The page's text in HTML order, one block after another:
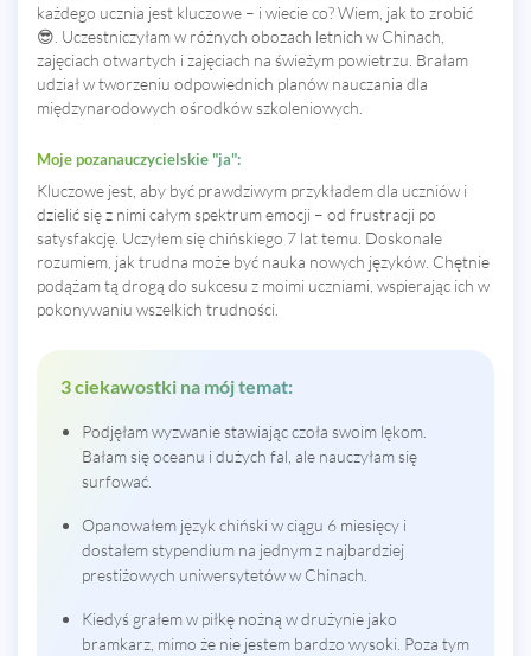
każdego ucznia jest kluczowe – i wiecie co? Wiem, jak to zrobić
😎. Uczestniczyłam w różnych obozach letnich w Chinach,
zajęciach otwartych i zajęciach na świeżym powietrzu. Brałam
udział w tworzeniu odpowiednich planów nauczania dla
międzynarodowych ośrodków szkoleniowych.
Moje pozanauczycielskie "ja":
Kluczowe jest, aby być prawdziwym przykładem dla uczniów i
dzielić się z nimi całym spektrum emocji – od frustracji po
satysfakcję. Uczyłem się chińskiego 7 lat temu. Doskonale
rozumiem, jak trudna może być nauka nowych języków. Chętnie
podążam tą drogą do sukcesu z moimi uczniami, wspierając ich w
pokonywaniu wszelkich trudności.
3 ciekawostki na mój temat:
Podjęłam wyzwanie stawiając czoła swoim lękom.
Bałam się oceanu i dużych fal, ale nauczyłam się
surfować.
Opanowałem język chiński w ciągu 6 miesięcy i
dostałem stypendium na jednym z najbardziej
prestiżowych uniwersytetów w Chinach.
Kiedyś grałem w piłkę nożną w drużynie jako
bramkarz, mimo że nie jestem bardzo wysoki. Poza tym